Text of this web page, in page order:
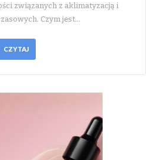
związanych z aklimatyzacją i
Czym jest…
CZYTAJ